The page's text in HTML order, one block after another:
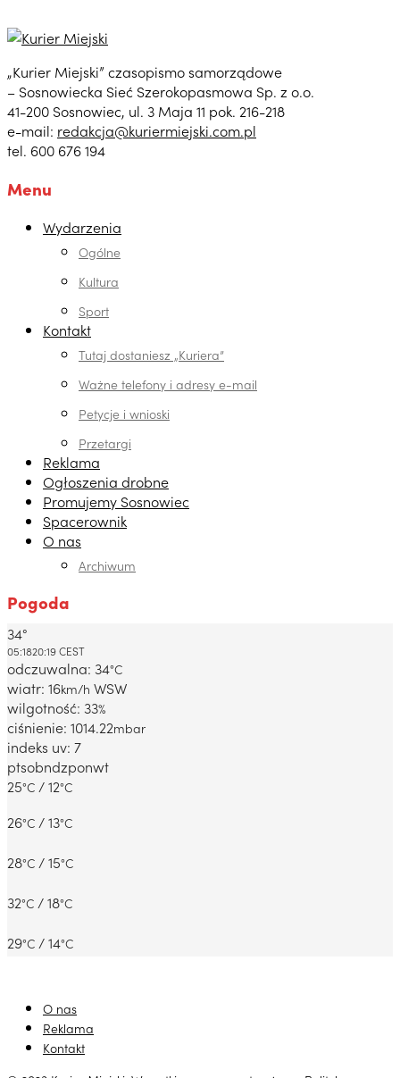
„Kurier Miejski” czasopismo samorządowe
– Sosnowiecka Sieć Szerokopasmowa Sp. z o.o.
41-200 Sosnowiec, ul. 3 Maja 11 pok. 216-218
e-mail: redakcja@kuriermiejski.com.pl
tel. 600 676 194
Menu
Wydarzenia
Ogólne
Kultura
Sport
Kontakt
Tutaj dostaniesz „Kuriera”
Ważne telefony i adresy e-mail
Petycje i wnioski
Przetargi
Reklama
Ogłoszenia drobne
Promujemy Sosnowiec
Spacerownik
O nas
Archiwum
Pogoda
Dabrowa Gornicza, PL
34°
05:1820:19 CEST
odczuwalna: 34°C
wiatr: 16km/h WSW
wilgotność: 33%
ciśnienie: 1014.22mbar
indeks uv: 7
ptsobndzponwt
25°C / 12°C
26°C / 13°C
28°C / 15°C
32°C / 18°C
29°C / 14°C
O nas
Reklama
Kontakt